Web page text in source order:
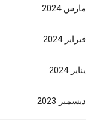
مارس 2024
فبراير 2024
يناير 2024
ديسمبر 2023